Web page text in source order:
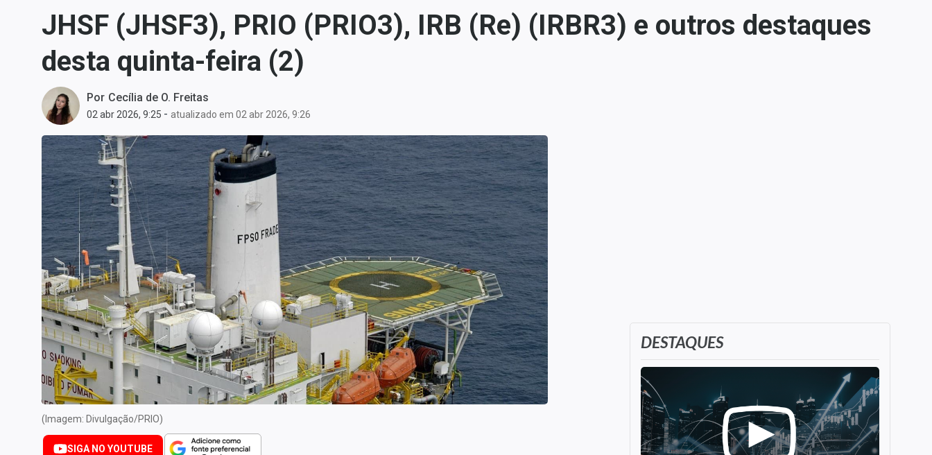
Central de Dividendos
Central de Fundos
Imobiliários
Central dos IPOs
Renda Fixa
Finanças Pessoais
Mercados
Economia
Empresas
Política
Colunas
Especiais
Internacional
Marketing
Tecnologia
Conteúdo de Marca
Expediente
Contato
JHSF (JHSF3), PRIO (PRIO3), IRB (Re) (IRBR3) e outros destaques
desta quinta-feira (2)
Por Cecília de O. Freitas
02 abr 2026, 9:25 - atualizado em 02 abr 2026, 9:26
(Imagem: Divulgação/PRIO)
SIGA NO YOUTUBE
DESTAQUES